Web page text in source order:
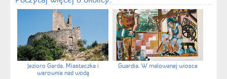
Jezioro Garda. Miasteczka i
warownie nad wodą
Guardia. W malowanej wiosce